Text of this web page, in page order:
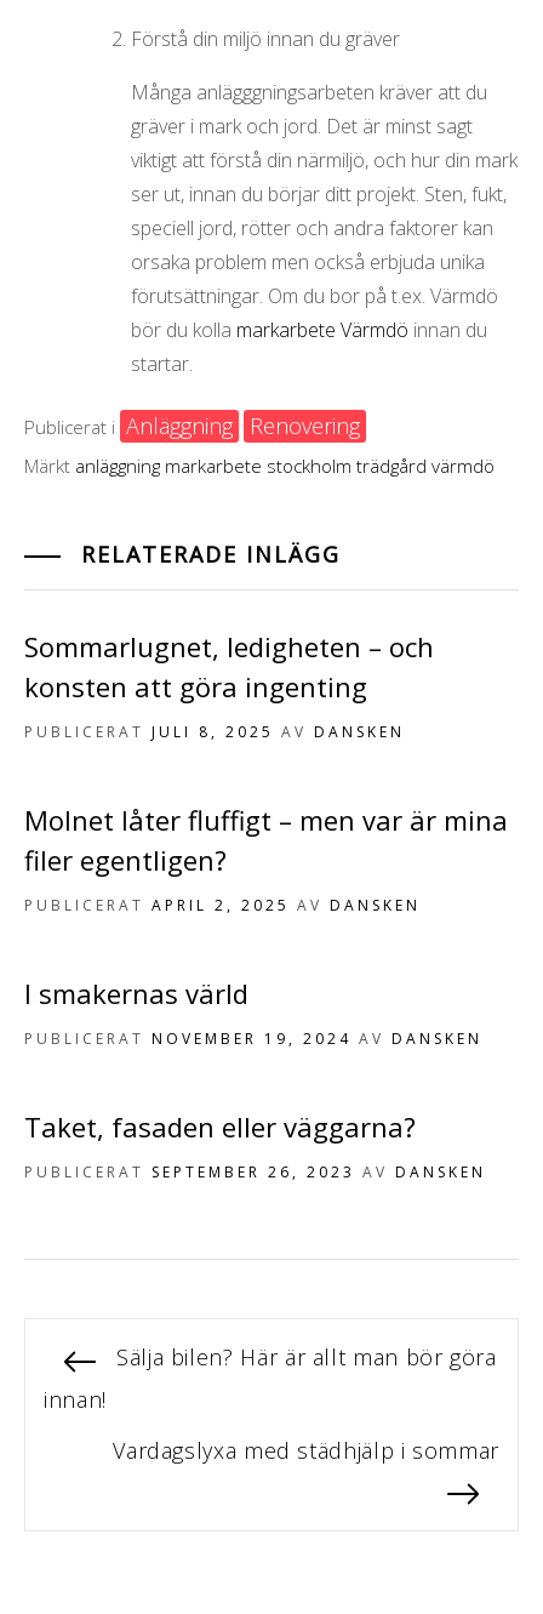
Förstå din miljö innan du gräver
Många anlägggningsarbeten kräver att du
gräver i mark och jord. Det är minst sagt
viktigt att förstå din närmiljö, och hur din mark
ser ut, innan du börjar ditt projekt. Sten, fukt,
speciell jord, rötter och andra faktorer kan
orsaka problem men också erbjuda unika
förutsättningar. Om du bor på t.ex. Värmdö
bör du kolla markarbete Värmdö innan du
startar.
Publicerat i Anläggning Renovering
Märkt anläggning markarbete stockholm trädgård värmdö
RELATERADE INLÄGG
Sommarlugnet, ledigheten – och
konsten att göra ingenting
PUBLICERAT JULI 8, 2025 AV DANSKEN
Molnet låter fluffigt – men var är mina
filer egentligen?
PUBLICERAT APRIL 2, 2025 AV DANSKEN
I smakernas värld
PUBLICERAT NOVEMBER 19, 2024 AV DANSKEN
Taket, fasaden eller väggarna?
PUBLICERAT SEPTEMBER 26, 2023 AV DANSKEN
F
Sälja bilen? Här är allt man bör göra
innan!
N
Vardagslyxa med städhjälp i sommar